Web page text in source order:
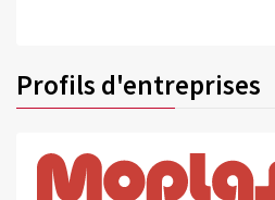
Profils d'entreprises